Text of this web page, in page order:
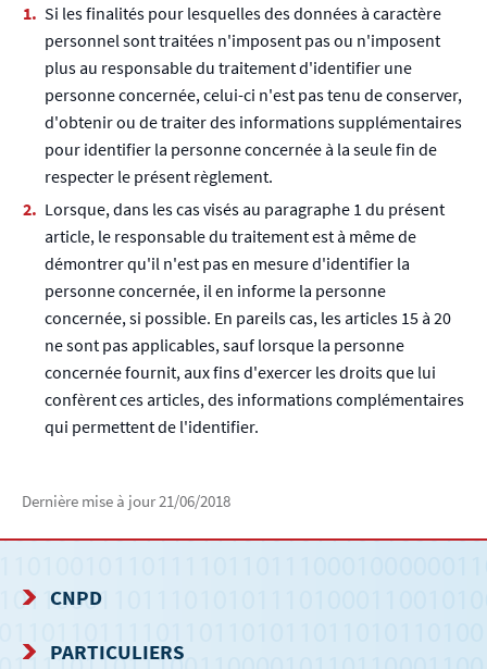
Si les finalités pour lesquelles des données à caractère
personnel sont traitées n'imposent pas ou n'imposent
plus au responsable du traitement d'identifier une
personne concernée, celui-ci n'est pas tenu de conserver,
d'obtenir ou de traiter des informations supplémentaires
pour identifier la personne concernée à la seule fin de
respecter le présent règlement.
Lorsque, dans les cas visés au paragraphe 1 du présent
article, le responsable du traitement est à même de
démontrer qu'il n'est pas en mesure d'identifier la
personne concernée, il en informe la personne
concernée, si possible. En pareils cas, les articles 15 à 20
ne sont pas applicables, sauf lorsque la personne
concernée fournit, aux fins d'exercer les droits que lui
confèrent ces articles, des informations complémentaires
qui permettent de l'identifier.
Dernière mise à jour21/06/2018
MENU
CNPD
PARTICULIERS